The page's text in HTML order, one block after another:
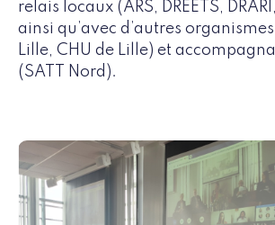
relais locaux (ARS, DREETS,
ainsi qu’avec d’autres
Lille, CHU de Lille) et
(SATT Nord).